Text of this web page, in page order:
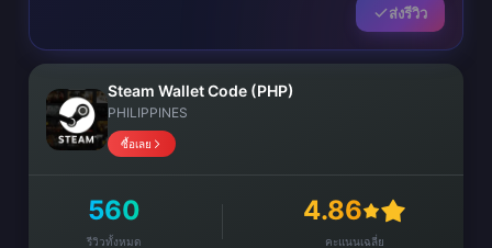
ส่งรีวิว
Steam Wallet Code (PHP)
PHILIPPINES
ซื้อเลย
560
รีวิวทั้งหมด
4.86
คะแนนเฉลี่ย